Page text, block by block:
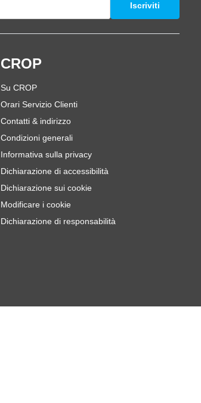
Iscriviti
CROP
Su CROP
Orari Servizio Clienti
Contatti & indirizzo
Condizioni generali
Informativa sulla privacy
Dichiarazione di accessibilità
Dichiarazione sui cookie
Modificare i cookie
Dichiarazione di responsabilità